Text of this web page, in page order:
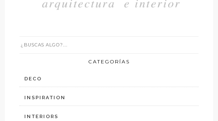
CATEGORÍAS
DECO
INSPIRATION
INTERIORS